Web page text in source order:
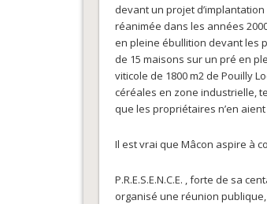
devant un projet
réanimée dans les années
en pleine ébullition devant les
de 15 maisons sur un pré en
viticole de 1800 m2 de Pouilly
céréales en zone industrielle,
que les propriétaires n’en
Il est vrai que Mâcon aspire à
P.R.E.S.E.N.C.E. , forte de sa
organisé une réunion